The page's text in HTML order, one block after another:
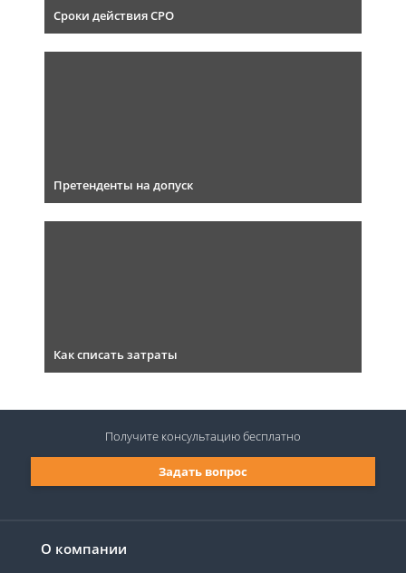
Сроки действия СРО
Претенденты на допуск
Как списать затраты
О компании
Задать вопрос
Получите консультациюбесплатно